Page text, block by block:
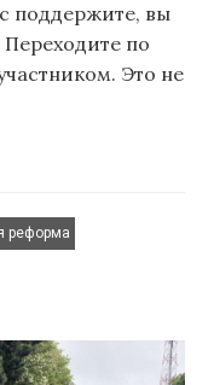
поддержите, вы
по
Это не
реформа